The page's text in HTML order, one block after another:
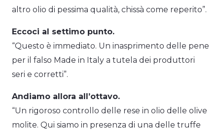
altro olio di pessima qualità, chissà come reperito”.
Eccoci al settimo punto.
“Questo è immediato. Un inasprimento delle pene
per il falso Made in Italy a tutela dei produttori
seri e corretti”.
Andiamo allora all’ottavo.
“Un rigoroso controllo delle rese in olio delle olive
molite. Qui siamo in presenza di una delle truffe